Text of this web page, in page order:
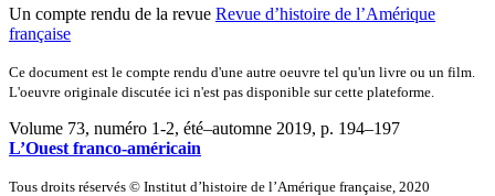
Un compte rendu de la revue Revue d’histoire de l’Amérique
française
Ce document est le compte rendu d'une autre oeuvre tel qu'un livre ou un film.
L'oeuvre originale discutée ici n'est pas disponible sur cette plateforme.
Volume 73, numéro 1-2, été–automne 2019, p. 194–197
L’Ouest franco-américain
Tous droits réservés © Institut d’histoire de l’Amérique française, 2020